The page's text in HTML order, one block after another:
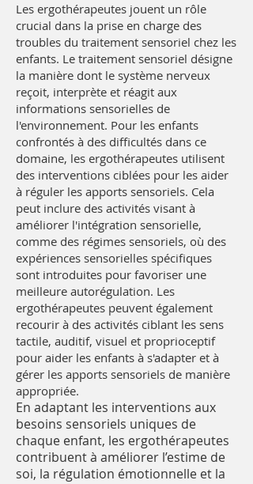
Les ergothérapeutes jouent un rôle
crucial dans la prise en charge des
troubles du traitement sensoriel chez les
enfants. Le traitement sensoriel désigne
la manière dont le système nerveux
reçoit, interprète et réagit aux
informations sensorielles de
l'environnement. Pour les enfants
confrontés à des difficultés dans ce
domaine, les ergothérapeutes utilisent
des interventions ciblées pour les aider
à réguler les apports sensoriels. Cela
peut inclure des activités visant à
améliorer l'intégration sensorielle,
comme des régimes sensoriels, où des
expériences sensorielles spécifiques
sont introduites pour favoriser une
meilleure autorégulation. Les
ergothérapeutes peuvent également
recourir à des activités ciblant les sens
tactile, auditif, visuel et proprioceptif
pour aider les enfants à s'adapter et à
gérer les apports sensoriels de manière
appropriée.
En adaptant les interventions aux
besoins sensoriels uniques de
chaque enfant, les ergothérapeutes
contribuent à améliorer l’estime de
soi, la régulation émotionnelle et la